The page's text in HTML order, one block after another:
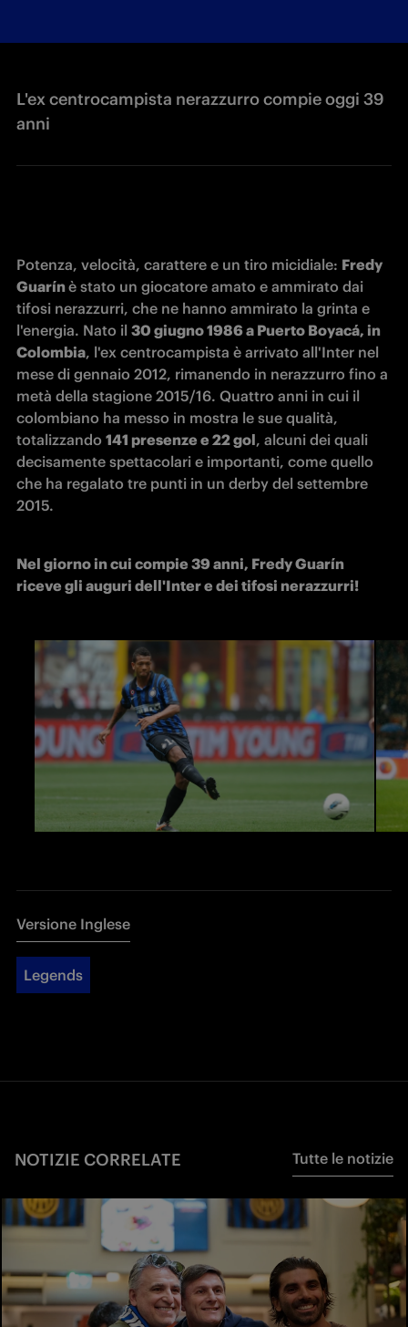
L'ex centrocampista nerazzurro compie oggi 39
anni
Potenza, velocità, carattere e un tiro micidiale: Fredy
Guarín è stato un giocatore amato e ammirato dai
tifosi nerazzurri, che ne hanno ammirato la grinta e
l'energia. Nato il 30 giugno 1986 a Puerto Boyacá, in
Colombia, l'ex centrocampista è arrivato all'Inter nel
mese di gennaio 2012, rimanendo in nerazzurro fino a
metà della stagione 2015/16. Quattro anni in cui il
colombiano ha messo in mostra le sue qualità,
totalizzando 141 presenze e 22 gol, alcuni dei quali
decisamente spettacolari e importanti, come quello
che ha regalato tre punti in un derby del settembre
2015.
Nel giorno in cui compie 39 anni, Fredy Guarín
riceve gli auguri dell'Inter e dei tifosi nerazzurri!
Versione Inglese
Legends
NOTIZIE CORRELATE Tutte le notizie